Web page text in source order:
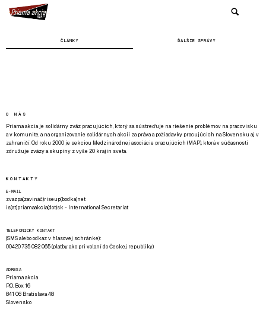
ČLÁNKY ĎALŠIE SPRÁVY
O NÁS
Priama akcia je solidárny zväz pracujúcich, ktorý sa sústreďuje na riešenie problémov na pracovisku
a v komunite, a na organizovanie solidárnych akcií za práva a požiadavky pracujúcich na Slovensku aj v
zahraničí. Od roku 2000 je sekciou Medzinárodnej asociácie pracujúcich (MAP), ktorá v súčasnosti
združuje zväzy a skupiny z vyše 20 krajín sveta.
KONTAKTY
E-MAIL
zvazpa(zavináč)riseup(bodka)net
is(at)priamaakcia(dot)sk - International Secretariat
TELEFONICKÝ KONTAKT
(SMS alebo odkaz v hlasovej schránke):
00420 735 082 065 (platby ako pri volaní do Českej republiky)
ADRESA
Priama akcia
P.O. Box 16
841 06 Bratislava 48
Slovensko